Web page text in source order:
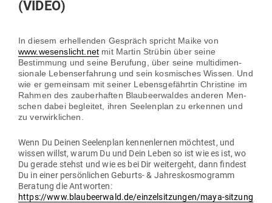
(VIDEO)
In diesem erhel­lenden Gespräch spricht Maike von
www.wesenslicht.net mit Martin Strübin über seine
Bestimmung und seine Berufung, über seine mul­ti­di­men­
sionale Lebens­er­fahrung und sein kos­mi­sches Wissen. Und
wie er gemeinsam mit seiner Lebens­ge­fährtin Christine im
Rahmen des zau­ber­haften Blau­beer­waldes anderen Men­
schen dabei begleitet, ihren See­lenplan zu erkennen und
zu verwirklichen.
Wenn Du Deinen See­lenplan ken­nen­lernen möchtest, und
wissen willst, warum Du und Dein Leben so ist wie es ist, wo
Du gerade stehst und wie es bei Dir wei­tergeht, dann findest
Du in einer per­sön­lichen Geburts- & Jah­res­kosmo­gramm
Beratung die Ant­worten:
https://www.blaubeerwald.de/einzelsitzungen/maya-sitzung